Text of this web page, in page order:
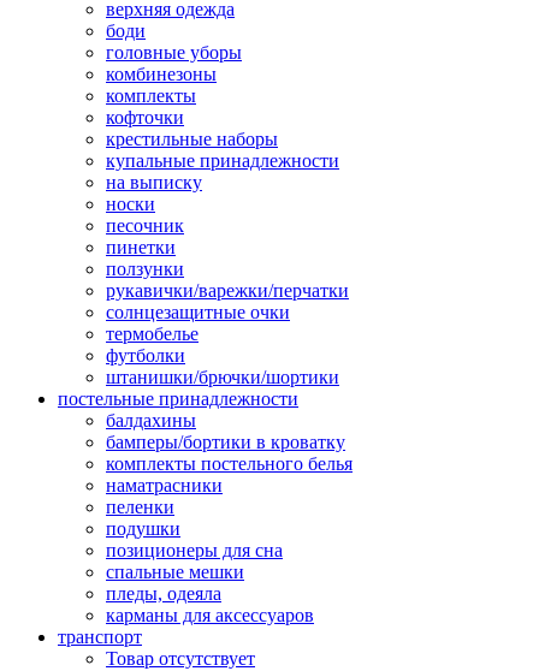
верхняя одежда
боди
головные уборы
комбинезоны
комплекты
кофточки
крестильные наборы
купальные принадлежности
на выписку
носки
песочник
пинетки
ползунки
рукавички/варежки/перчатки
солнцезащитные очки
термобелье
футболки
штанишки/брючки/шортики
постельные принадлежности
балдахины
бамперы/бортики в кроватку
комплекты постельного белья
наматрасники
пеленки
подушки
позиционеры для сна
спальные мешки
пледы, одеяла
карманы для аксеcсуаров
транспорт
Товар отсутствует